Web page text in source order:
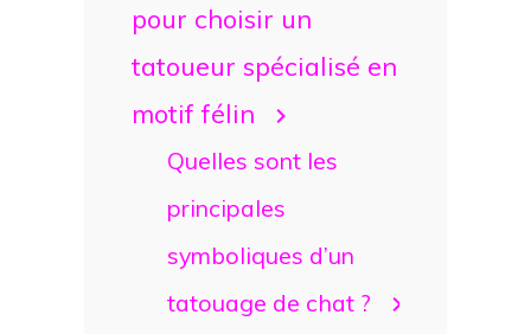
pour choisir un
tatoueur spécialisé en
motif félin
Quelles sont les
principales
symboliques d’un
tatouage de chat ?